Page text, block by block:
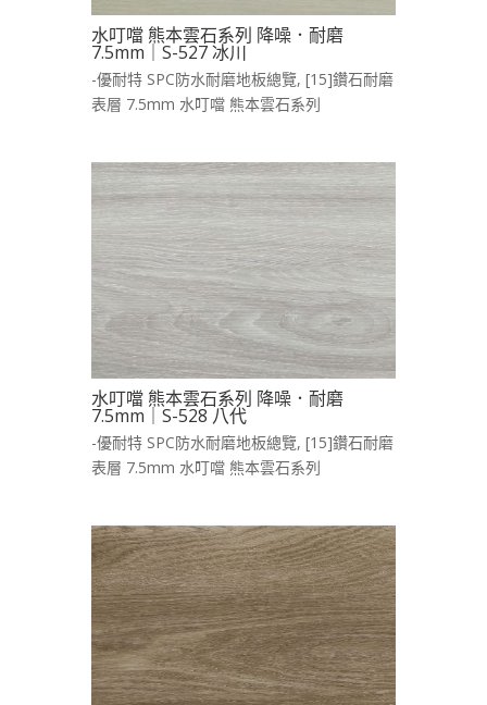
水叮噹 熊本雲石系列 降噪．耐磨
7.5mm｜S-527 冰川
-優耐特 SPC防水耐磨地板總覽, [15]鑽石耐磨
表層 7.5mm 水叮噹 熊本雲石系列
水叮噹 熊本雲石系列 降噪．耐磨
7.5mm｜S-528 八代
-優耐特 SPC防水耐磨地板總覽, [15]鑽石耐磨
表層 7.5mm 水叮噹 熊本雲石系列